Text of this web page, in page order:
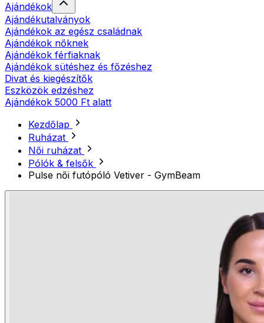
Ajándékok
Ajándékutalványok
Ajándékok az egész családnak
Ajándékok nőknek
Ajándékok férfiaknak
Ajándékok sütéshez és főzéshez
Divat és kiegészítők
Eszközök edzéshez
Ajándékok 5000 Ft alatt
Kezdőlap
Ruházat
Női ruházat
Pólók & felsők
Pulse női futópóló Vetiver - GymBeam